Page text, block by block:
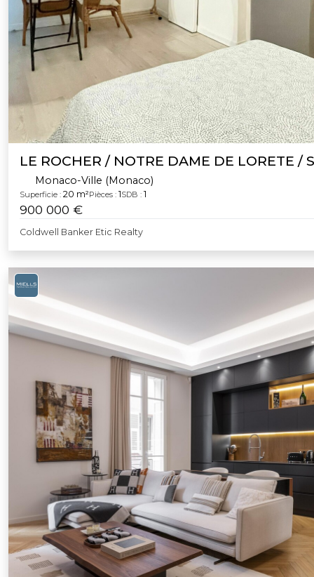
LE ROCHER / NOTRE DAME DE LORETE /
Monaco-Ville (Monaco)
Superficie : 20 m²Pièces : 1SDB : 1
900 000 €
Coldwell Banker Etic Realty